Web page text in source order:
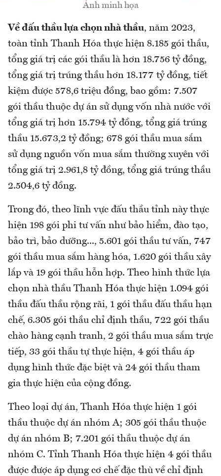
Ảnh minh họa
Về đấu thầu lựa chọn nhà thầu, năm 2023,
toàn tỉnh Thanh Hóa thực hiện 8.185 gói thầu,
tổng giá trị các gói thầu là hơn 18.756 tỷ đồng,
tổng giá trị trúng thầu hơn 18.177 tỷ đồng, tiết
kiệm được 578,6 triệu đồng, bao gồm: 7.507
gói thầu thuộc dự án sử dụng vốn nhà nước với
tổng giá trị hơn 15.794 tỷ đồng, tổng giá trúng
thầu 15.673,2 tỷ đồng; 678 gói thầu mua sắm
sử dụng nguồn vốn mua sắm thường xuyên với
tổng giá trị 2.961,8 tỷ đồng, tổng giá trúng thầu
2.504,6 tỷ đồng.
Trong đó, theo lĩnh vực đấu thầu tỉnh này thực
hiện 198 gói phi tư vấn như bảo hiểm, đào tạo,
bảo trì, bảo dưỡng..., 5.601 gói thầu tư vấn, 747
gói thầu mua sắm hàng hóa, 1.620 gói thầu xây
lắp và 19 gói thầu hỗn hợp. Theo hình thức lựa
chọn nhà thầu Thanh Hóa thực hiện 1.094 gói
thầu đấu thầu rộng rãi, 1 gói thầu đấu thầu hạn
chế, 6.305 gói thầu chỉ định thầu, 722 gói thầu
chào hàng cạnh tranh, 2 gói thầu mua sắm trực
tiếp, 33 gói thầu tự thực hiện, 4 gói thầu áp
dụng hình thức đặc biệt và 24 gói thầu tham
gia thực hiện của cộng đồng.
Theo loại dự án, Thanh Hóa thực hiện 1 gói
thầu thuộc dự án nhóm A; 305 gói thầu thuộc
dự án nhóm B; 7.201 gói thầu thuộc dự án
nhóm C. Tỉnh Thanh Hóa thực hiện 4 gói thầu
được được áp dụng cơ chế đặc thù về chỉ định